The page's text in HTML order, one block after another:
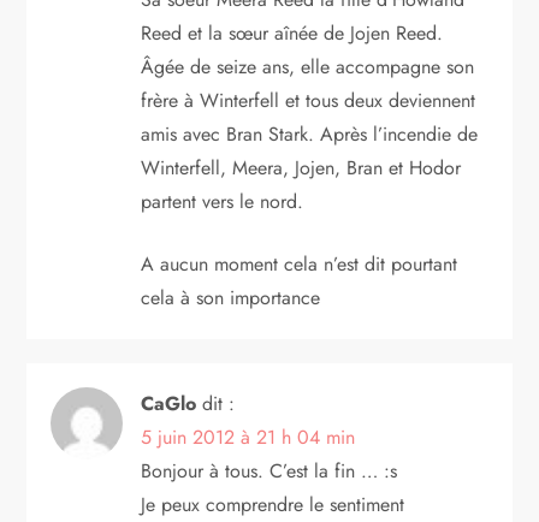
Reed et la sœur aînée de Jojen Reed.
Âgée de seize ans, elle accompagne son
frère à Winterfell et tous deux deviennent
amis avec Bran Stark. Après l’incendie de
Winterfell, Meera, Jojen, Bran et Hodor
partent vers le nord.
A aucun moment cela n’est dit pourtant
cela à son importance
CaGlo dit :
5 juin 2012 à 21 h 04 min
Bonjour à tous. C’est la fin … :s
Je peux comprendre le sentiment